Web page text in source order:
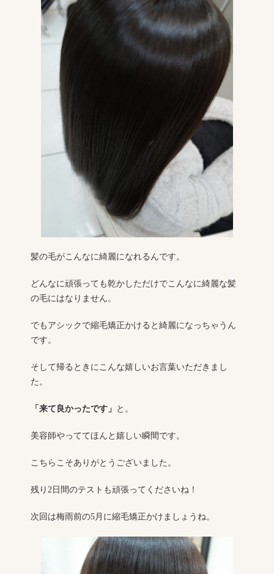
髪の毛がこんなに綺麗になれるんです。
どんなに頑張っても乾かしただけでこんなに綺麗な髪
の毛にはなりません。
でもアシックで縮毛矯正かけると綺麗になっちゃうん
です。
そして帰るときにこんな嬉しいお言葉いただきまし
た。
「来て良かったです」 と。
美容師やっててほんと嬉しい瞬間です。
こちらこそありがとうございました。
残り2日間のテストも頑張ってくださいね！
次回は梅雨前の5月に縮毛矯正かけましょうね。